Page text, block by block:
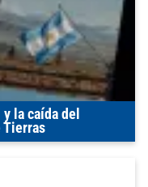
la caída del
Tierras